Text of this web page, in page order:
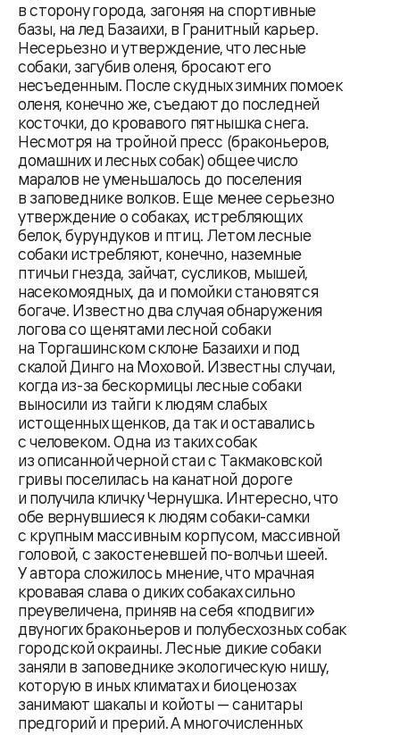
в сторону города, загоняя на спортивные
базы, на лед Базаихи, в Гранитный карьер.
Несерьезно и утверждение, что лесные
собаки, загубив оленя, бросают его
несъеденным. После скудных зимних помоек
оленя, конечно же, съедают до последней
косточки, до кровавого пятнышка снега.
Несмотря на тройной пресс (браконьеров,
домашних и лесных собак) общее число
маралов не уменьшалось до поселения
в заповеднике волков. Еще менее серьезно
утверждение о собаках, истребляющих
белок, бурундуков и птиц. Летом лесные
собаки истребляют, конечно, наземные
птичьи гнезда, зайчат, сусликов, мышей,
насекомоядных, да и помойки становятся
богаче. Известно два случая обнаружения
логова со щенятами лесной собаки
на Торгашинском склоне Базаихи и под
скалой Динго на Моховой. Известны случаи,
когда из-за бескормицы лесные собаки
выносили из тайги к людям слабых
истощенных щенков, да так и оставались
с человеком. Одна из таких собак
из описанной черной стаи с Такмаковской
гривы поселилась на канатной дороге
и получила кличку Чернушка. Интересно, что
обе вернувшиеся к людям собаки-самки
с крупным массивным корпусом, массивной
головой, с закостеневшей по-волчьи шеей.
У автора сложилось мнение, что мрачная
кровавая слава о диких собаках сильно
преувеличена, приняв на себя «подвиги»
двуногих браконьеров и полубесхозных собак
городской окраины. Лесные дикие собаки
заняли в заповеднике экологическую нишу,
которую в иных климатах и биоценозах
занимают шакалы и койоты — санитары
предгорий и прерий. А многочисленных